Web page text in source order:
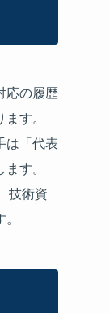
応の履歴
す。
は「代表
す。
技術資